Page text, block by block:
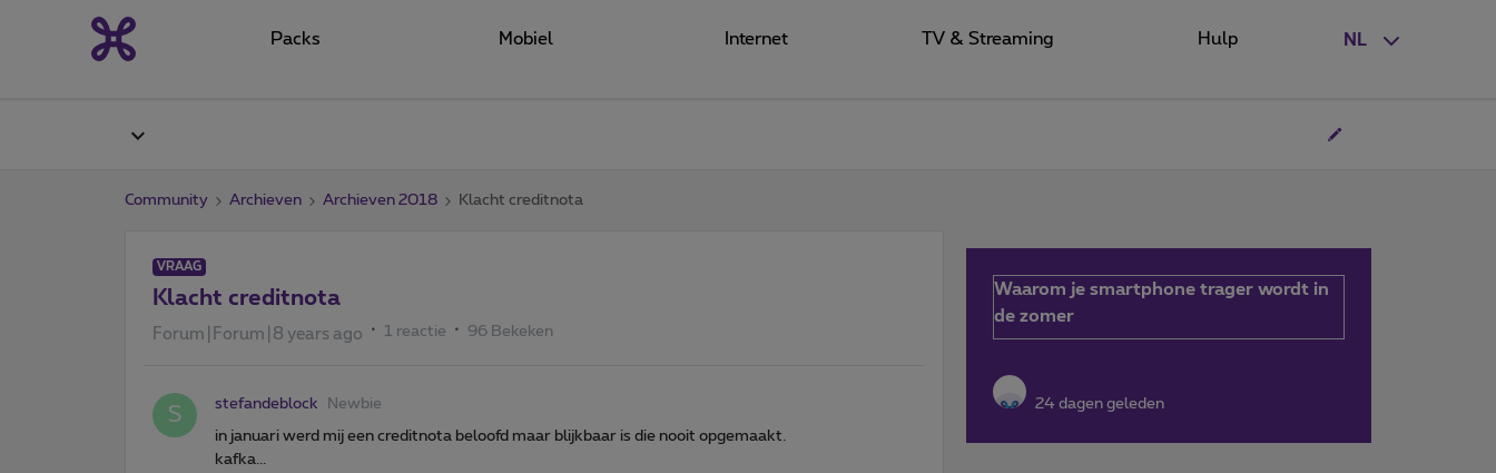
NL
Packs Mobiel Internet TV & Streaming Hulp
Community Archieven Archieven 2018 Klacht creditnota
VRAAG
Klacht creditnota
Forum|Forum|8 years ago 1 reactie 96 Bekeken
S stefandeblock Newbie
in januari werd mij een creditnota beloofd maar blijkbaar is die nooit opgemaakt.
kafka...
Waarom je smartphone trager wordt in
de zomer
24 dagen geleden